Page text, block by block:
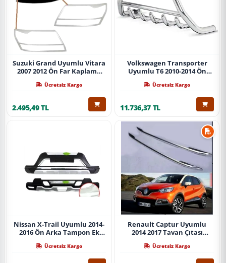
Suzuki Grand Uyumlu Vitara
2007 2012 Ön Far Kaplama
Ücretsiz Kargo
2.495,49 TL
Volkswagen Transporter
Uyumlu T6 2010-2014 Ön
Çelik Krom
Ücretsiz Kargo
11.736,37 TL
Nissan X-Trail Uyumlu 2014-
2016 Ön Arka Tampon Ek
Koruma Difüzör İthal
Ücretsiz Kargo
Renault Captur Uyumlu
2014 2017 Tavan Çıtası
Ücretsiz Kargo